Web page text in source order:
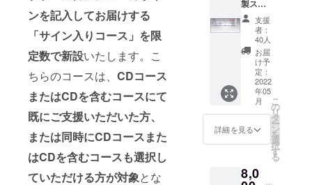
ンを記入してお届けする
「サイン入りコース」を限
定数で新設いたします。こ
ちらのコースは、 CDコース
またはCDを含むコースにて
既にご支援いただいた方、
または同時にCDコースまた
はCDを含むコースも選択し
ていただける方が対象とな
ます。
●メン
バーか
らの御
礼のビ
デオレ
ター
製ス
リーブ
ケース
（限定
50個）
木製ス
リーブ
ケース
にメン
バーの
サイン
を記入
してお
CDを含
支援
者：
40人
お届
け予
定：
2022
年05
月
詳細を見る
こ
の
リ
タ
ー
ン
を
選
択
す
る
8,0